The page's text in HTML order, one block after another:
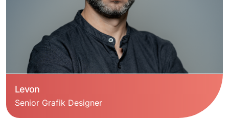
Levon
Senior Grafik Designer